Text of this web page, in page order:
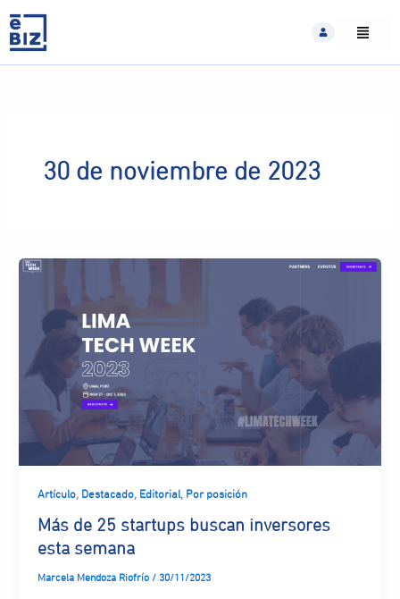
content
30 de noviembre de 2023
Artículo, Destacado, Editorial, Por posición
Más de 25 startups buscan inversores
esta semana
Marcela Mendoza Riofrío / 30/11/2023